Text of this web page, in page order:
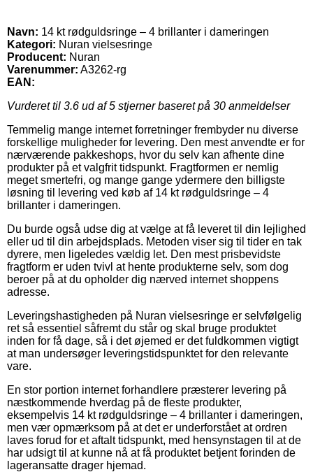
Navn: 14 kt rødguldsringe – 4 brillanter i dameringen
Kategori: Nuran vielsesringe
Producent: Nuran
Varenummer: A3262-rg
EAN:
Vurderet til 3.6 ud af 5 stjerner baseret på 30 anmeldelser
Temmelig mange internet forretninger frembyder nu diverse
forskellige muligheder for levering. Den mest anvendte er for
nærværende pakkeshops, hvor du selv kan afhente dine
produkter på et valgfrit tidspunkt. Fragtformen er nemlig
meget smertefri, og mange gange ydermere den billigste
løsning til levering ved køb af 14 kt rødguldsringe – 4
brillanter i dameringen.
Du burde også udse dig at vælge at få leveret til din lejlighed
eller ud til din arbejdsplads. Metoden viser sig til tider en tak
dyrere, men ligeledes vældig let. Den mest prisbevidste
fragtform er uden tvivl at hente produkterne selv, som dog
beroer på at du opholder dig nærved internet shoppens
adresse.
Leveringshastigheden på Nuran vielsesringe er selvfølgelig
ret så essentiel såfremt du står og skal bruge produktet
inden for få dage, så i det øjemed er det fuldkommen vigtigt
at man undersøger leveringstidspunktet for den relevante
vare.
En stor portion internet forhandlere præsterer levering på
næstkommende hverdag på de fleste produkter,
eksempelvis 14 kt rødguldsringe – 4 brillanter i dameringen,
men vær opmærksom på at det er underforstået at ordren
laves forud for et aftalt tidspunkt, med hensynstagen til at de
har udsigt til at kunne nå at få produktet betjent forinden de
lageransatte drager hjemad.